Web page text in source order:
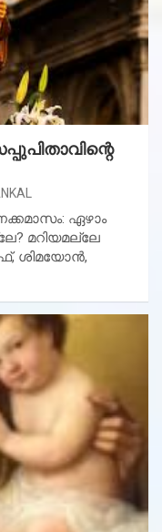
ഏഴാം
മറിയമല്ലേ
ശിമയോന്‍,